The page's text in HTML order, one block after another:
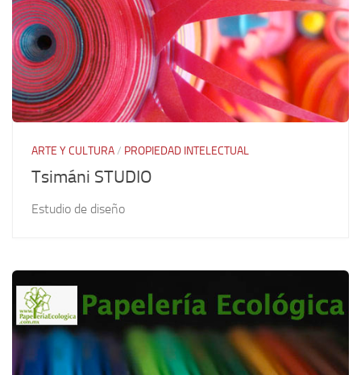
ARTE Y CULTURA/ PROPIEDAD INTELECTUAL
Tsimáni STUDIO
Estudio de diseño